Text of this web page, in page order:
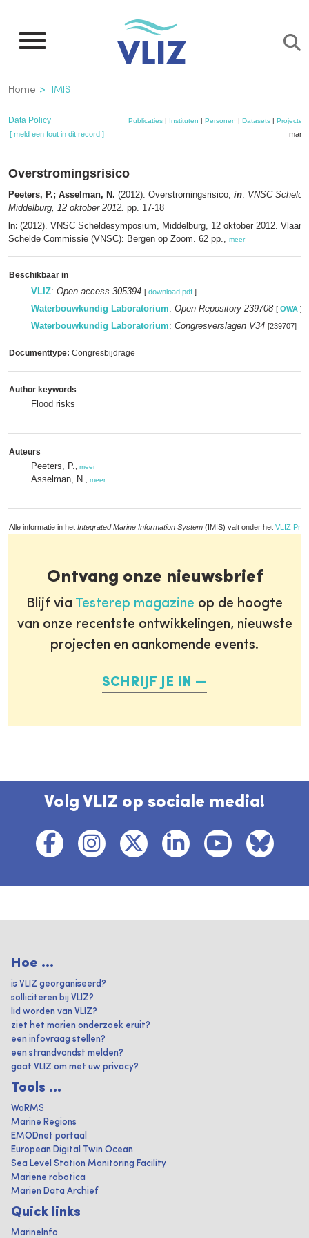
naar
inhoud
gaan
Kruimelpad
Home IMIS
Data Policy Publicaties| Instituten | Personen | Datasets| Projecten
[ meld een fout in dit record ]
Overstromingsrisico
Peeters, P.; Asselman, N. (2012). Overstromingsrisico, in: VNSC
Middelburg, 12 oktober 2012. pp. 17-18
In: (2012). VNSC Scheldesymposium, Middelburg, 12 oktober 2012.
Schelde Commissie (VNSC): Bergen op Zoom. 62 pp., meer
Beschikbaar in
VLIZ: Open access 305394 [ download pdf ]
Waterbouwkundig Laboratorium: Open Repository 239708 [ OWA ]
Waterbouwkundig Laboratorium: Congresverslagen V34 [239707]
Documenttype: Congresbijdrage
Author keywords
Flood risks
Auteurs
Peeters, P. meer
Asselman, N. meer
Alle informatie in het Integrated Marine Information System (IMIS) valt onder het VLIZ
Ontvang onze nieuwsbrief
Blijf via Testerep magazine op de hoogte
van onze recentste ontwikkelingen, nieuwste
projecten en aankomende events.
SCHRIJF JE IN
Volg VLIZ op sociale media!
Hoe ...
is VLIZ georganiseerd?
solliciteren bij VLIZ?
lid worden van VLIZ?
ziet het marien onderzoek eruit?
een infovraag stellen?
een strandvondst melden?
gaat VLIZ om met uw privacy?
Tools ...
WoRMS
Marine Regions
EMODnet portaal
European Digital Twin Ocean
Sea Level Station Monitoring Facility
Mariene robotica
Marien Data Archief
Quick links
MarineInfo